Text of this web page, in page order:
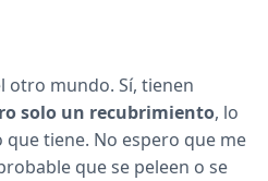
otro mundo. Sí, tienen
solo un recubrimiento, lo
tiene. No espero que me
que se peleen o se